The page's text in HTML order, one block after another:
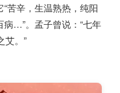
“苦辛，生温熟热，纯阳
…”。孟子曾说：“七年
艾。”